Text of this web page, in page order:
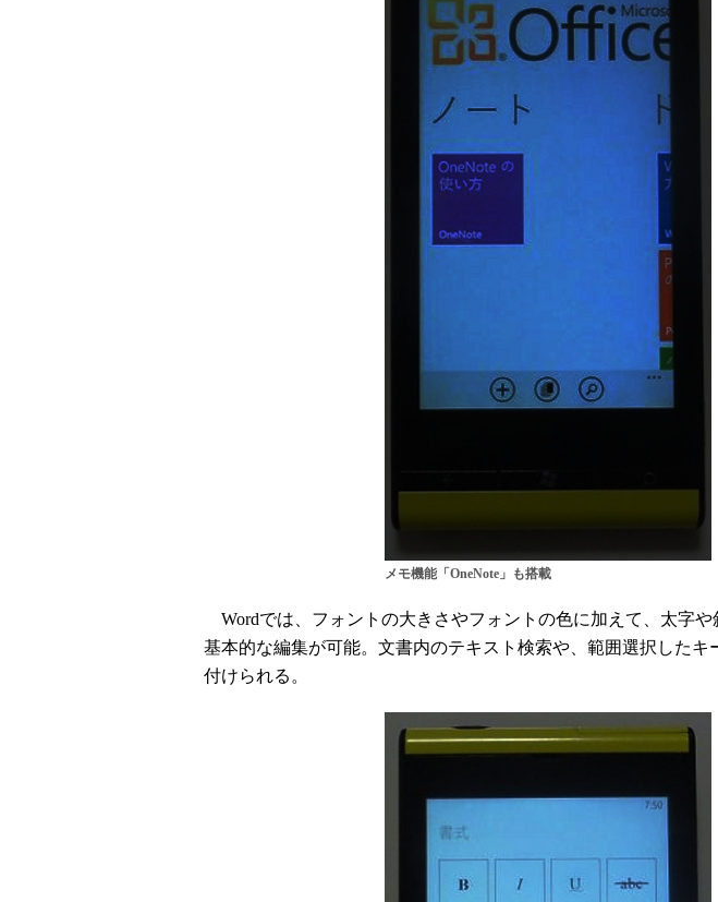
メモ機能「OneNote」も搭載
Wordでは、フォントの大きさやフォントの色に加えて、太字や
基本的な編集が可能。文書内のテキスト検索や、範囲選択したキ
付けられる。